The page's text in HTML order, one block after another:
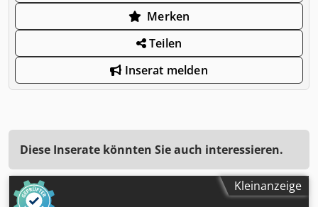
Merken
Teilen
Inserat melden
Diese Inserate könnten Sie auch interessieren.
Kleinanzeige